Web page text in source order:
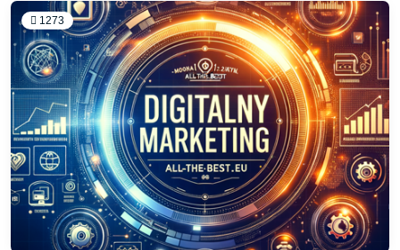
zvyšuje konverzie a posilňuje vzťahy so zákazníkmi.
1273